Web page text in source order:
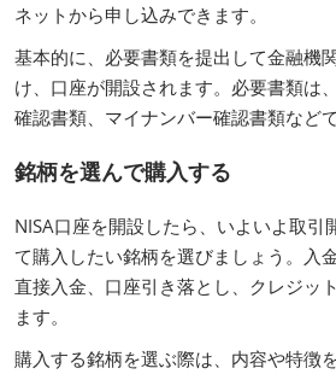
ネットから申し込みできます。
基本的に、必要書類を提出して金融機
け、口座が開設されます。必要書類は
確認書類、マイナンバー確認書類などで
銘柄を選んで購入する
NISA口座を開設したら、いよいよ取引
て購入したい銘柄を選びましょう。入
直接入金、口座引き落とし、クレジッ
ます。
購入する銘柄を選ぶ際は、内容や特徴